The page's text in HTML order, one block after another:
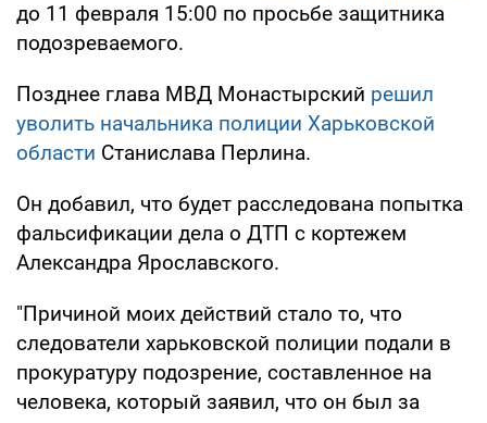
до 11 февраля 15:00 по просьбе защитника
подозреваемого.
Позднее глава МВД Монастырский решил
уволить начальника полиции Харьковской
области Станислава Перлина.
Он добавил, что будет расследована попытка
фальсификации дела о ДТП с кортежем
Александра Ярославского.
"Причиной моих действий стало то, что
следователи харьковской полиции подали в
прокуратуру подозрение, составленное на
человека, который заявил, что он был за